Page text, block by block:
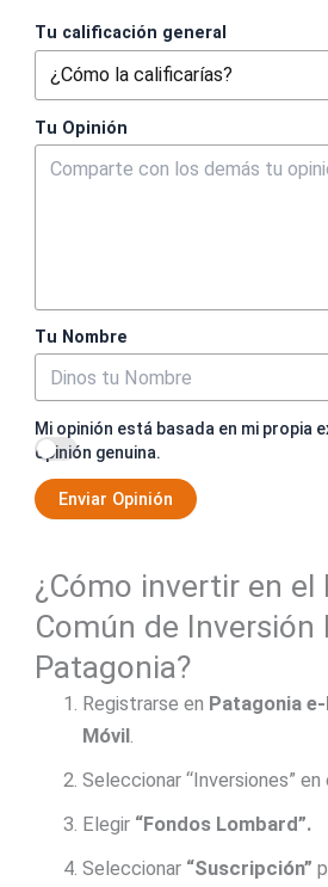
Tu calificación general
Tu Opinión
Tu Nombre
Mi opinión está basada en mi propia
opinión genuina.
Enviar Opinión
¿Cómo invertir en el
Común de Inversión
Patagonia?
Registrarse en Patagonia
Móvil.
Seleccionar “Inversiones” en
Elegir “Fondos Lombard”.
Seleccionar “Suscripción”